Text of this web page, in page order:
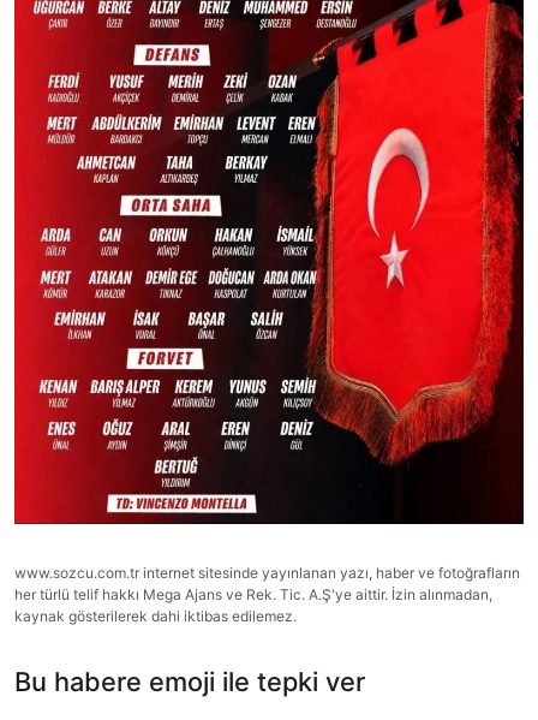
www.sozcu.com.tr internet sitesinde yayınlanan yazı, haber ve fotoğrafların
her türlü telif hakkı Mega Ajans ve Rek. Tic. A.Ş'ye aittir. İzin alınmadan,
kaynak gösterilerek dahi iktibas edilemez.
Bu habere emoji ile tepki ver